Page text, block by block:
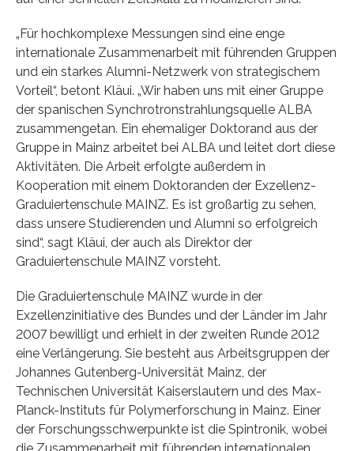
„Für hochkomplexe Messungen sind eine enge
internationale Zusammenarbeit mit führenden Gruppen
und ein starkes Alumni-Netzwerk von strategischem
Vorteil“, betont Kläui. „Wir haben uns mit einer Gruppe
der spanischen Synchrotronstrahlungsquelle ALBA
zusammengetan. Ein ehemaliger Doktorand aus der
Gruppe in Mainz arbeitet bei ALBA und leitet dort diese
Aktivitäten. Die Arbeit erfolgte außerdem in
Kooperation mit einem Doktoranden der Exzellenz-
Graduiertenschule MAINZ. Es ist großartig zu sehen,
dass unsere Studierenden und Alumni so erfolgreich
sind“, sagt Kläui, der auch als Direktor der
Graduiertenschule MAINZ vorsteht.
Die Graduiertenschule MAINZ wurde in der
Exzellenzinitiative des Bundes und der Länder im Jahr
2007 bewilligt und erhielt in der zweiten Runde 2012
eine Verlängerung. Sie besteht aus Arbeitsgruppen der
Johannes Gutenberg-Universität Mainz, der
Technischen Universität Kaiserslautern und des Max-
Planck-Instituts für Polymerforschung in Mainz. Einer
der Forschungsschwerpunkte ist die Spintronik, wobei